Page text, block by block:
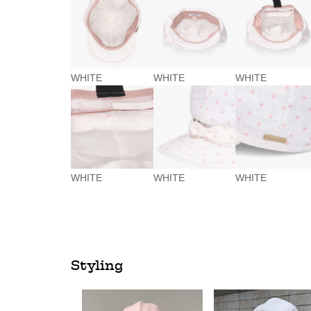
WHITE WHITE WHITE
WHITE WHITE WHITE
Styling